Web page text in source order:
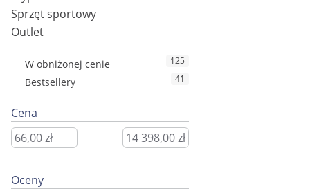
Sprzęt sportowy
Outlet
W obniżonej cenie 125
Bestsellery 41
Cena
Oceny